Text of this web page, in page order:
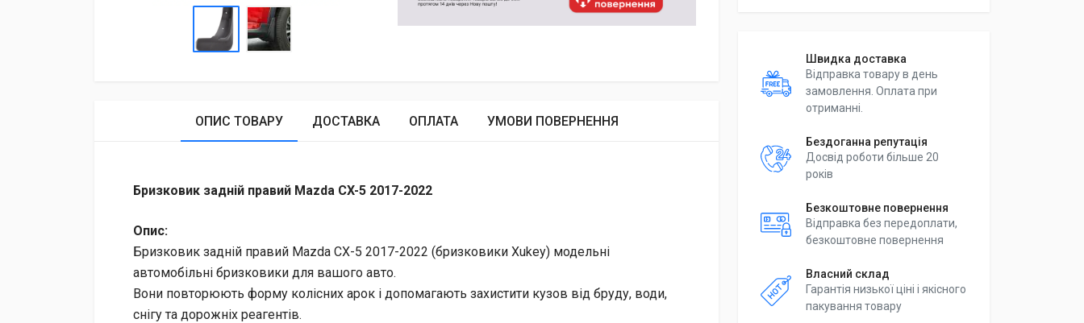
Швидка доставка
Відправка товару в день
замовлення. Оплата при
отриманні.
Бездоганна репутація
Досвід роботи більше 20
років
Безкоштовне повернення
Відправка без передоплати,
безкоштовне повернення
Власний склад
Гарантія низької ціні і якісного
пакування товару
ОПИС ТОВАРУ ДОСТАВКА ОПЛАТА УМОВИ ПОВЕРНЕННЯ
Бризковик задній правий Mazda CX-5 2017-2022
Опис:
Бризковик задній правий Mazda CX-5 2017-2022 (бризковики Xukey) модельні
автомобільні бризковики для вашого авто.
Вони повторюють форму колісних арок і допомагають захистити кузов від бруду, води,
снігу та дорожніх реагентів.